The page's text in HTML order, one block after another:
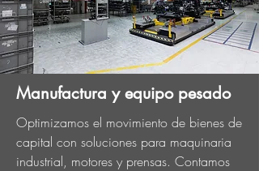
Manufactura y equipo pesado
Optimizamos el movimiento de bienes de
capital con soluciones para maquinaria
industrial, motores y prensas. Contamos